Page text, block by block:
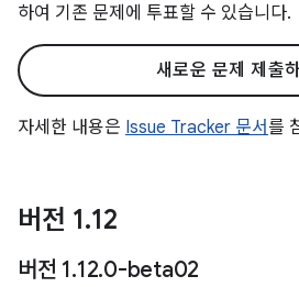
하여 기존 문제에 투표할 수 있습니다.
새로운 문제 제출
자세한 내용은 Issue Tracker 문서를
버전 1.12
버전 1.12.0-beta02